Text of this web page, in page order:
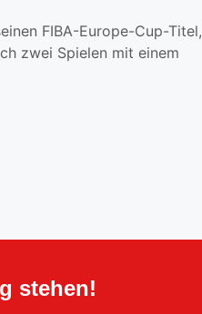
FIBA-Europe-Cup-Titel,
zwei Spielen mit einem
stehen!